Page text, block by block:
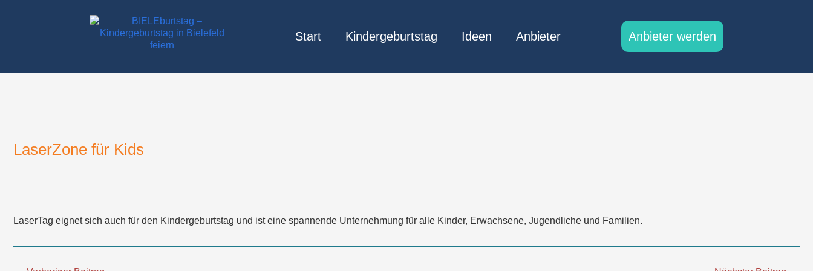
Start Kindergeburtstag Ideen Anbieter Anbieter werden
LaserZone für Kids
LaserTag eignet sich auch für den Kindergeburtstag und ist eine spannende Unternehmung für alle Kinder, Erwachsene, Jugendliche und Familien.